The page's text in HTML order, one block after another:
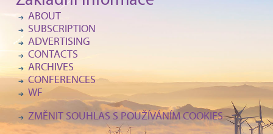
ABOUT
SUBSCRIPTION
ADVERTISING
CONTACTS
ARCHIVES
CONFERENCES
WF
ZMĚNIT SOUHLAS S POUŽÍVÁNÍM COOKIES